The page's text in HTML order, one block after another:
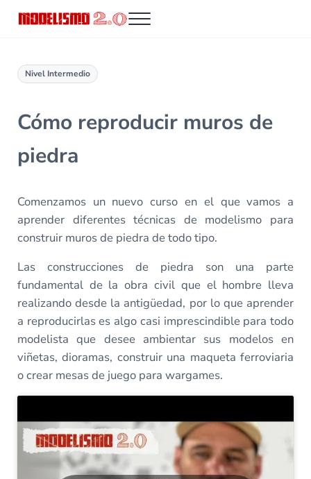
Menu
Nivel Intermedio
Cómo reproducir muros de
piedra
Comenzamos un nuevo curso en el que vamos a
aprender diferentes técnicas de modelismo para
construir muros de piedra de todo tipo.
Las construcciones de piedra son una parte
fundamental de la obra civil que el hombre lleva
realizando desde la antigüedad, por lo que aprender
a reproducirlas es algo casi imprescindible para todo
modelista que desee ambientar sus modelos en
viñetas, dioramas, construir una maqueta ferroviaria
o crear mesas de juego para wargames.